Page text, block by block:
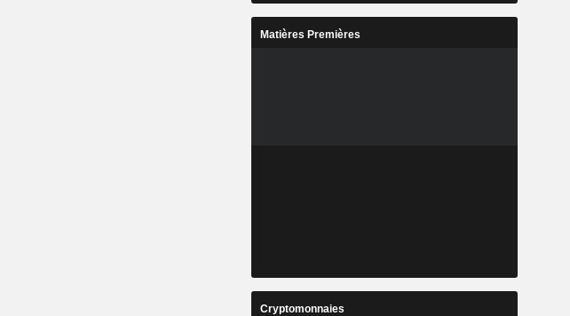
Matières Premières
Cryptomonnaies